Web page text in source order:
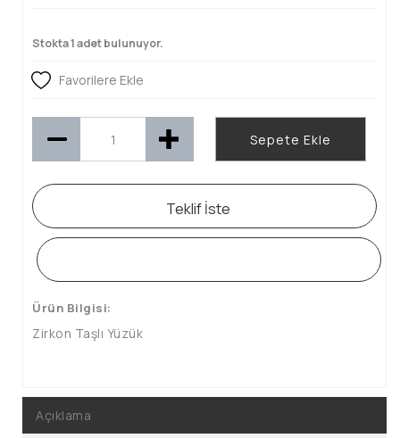
Stokta 1 adet bulunuyor.
Favorilere Ekle
Sepete Ekle
Teklif İste
Ürün Bilgisi:
Zirkon Taşlı Yüzük
Açıklama